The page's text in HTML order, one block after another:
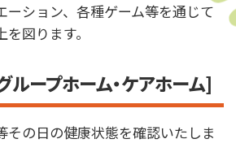
ーション、各種ゲーム等を通じて
図ります。
ループホーム・ケアホーム]
その日の健康状態を確認いたしま